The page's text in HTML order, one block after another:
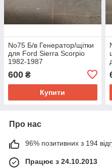
No75 Б/в Генератор/щітки
для Ford Sierra Scorpio
1982-1987
600 ₴
Купити
Про нас
96% позитивних з 194
Працює з 24.10.2013